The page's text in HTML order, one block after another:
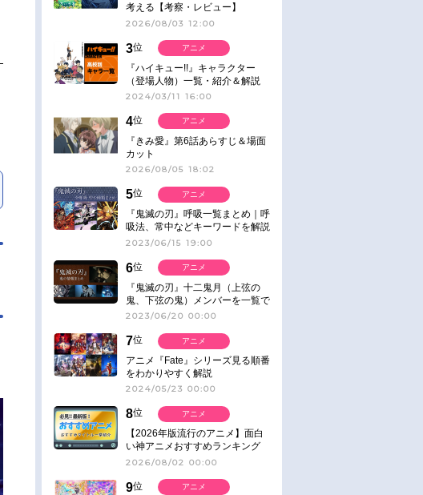
考える【考察・レビュー】
2026/08/03 12:00
3位
『ハイキュー!!』キャラクター
（登場人物）一覧・紹介＆解説
2024/03/11 16:00
アニメ
4位
『きみ愛』第6話あらすじ＆場面
カット
2026/08/05 18:02
アニメ
5位
『鬼滅の刃』呼吸一覧まとめ｜呼
吸法、常中などキーワードを解説
2023/06/15 19:00
アニメ
6位
『鬼滅の刃』十二鬼月（上弦の
鬼、下弦の鬼）メンバーを一覧で
紹介＆解説（登場鬼の情報まと
2023/06/20 00:00
アニメ
7位
アニメ『Fate』シリーズ見る順番
をわかりやすく解説
2024/05/23 00:00
アニメ
8位
【2026年版流行のアニメ】面白
い神アニメおすすめランキング
【名作・話題作】｜ジャンル別人
2026/08/02 00:00
アニメ
9位
アニメ